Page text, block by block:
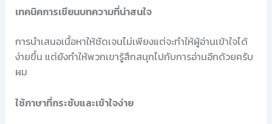
เทคนิคการเขียนบทความที่น่าสนใจ
การนำเสนอเนื้อหาให้ชัดเจนไม่เพียงแต่จะทำให้ผู้อ่านเข้าใจได้
ง่ายขึ้น แต่ยังทำให้พวกเขารู้สึกสนุกไปกับการอ่านอีกด้วยครับ
ผม
ใช้ภาษาที่กระชับและเข้าใจง่าย